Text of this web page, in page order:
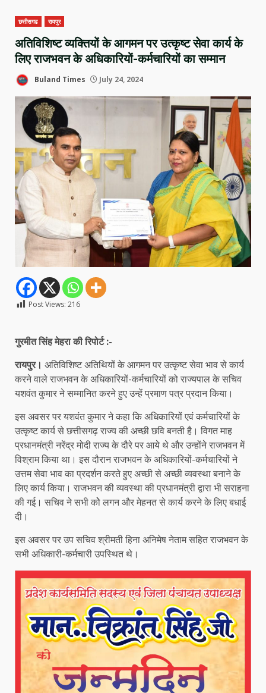
छत्तीसगढ रायपुर
अतिविशिष्ट व्यक्तियों के आगमन पर उत्कृष्ट सेवा कार्य के
लिए राजभवन के अधिकारियों-कर्मचारियों का सम्मान
Buland Times July 24, 2024
Post Views: 216
गुरमीत सिंह मेहरा की रिपोर्ट :-
रायपुर। अतिविशिष्ट अतिथियों के आगमन पर उत्कृष्ट सेवा भाव से कार्य
करने वाले राजभवन के अधिकारियों-कर्मचारियों को राज्यपाल के सचिव
यशवंत कुमार ने सम्मानित करने हुए उन्हें प्रमाण पत्र प्रदान किया।
इस अवसर पर यशवंत कुमार ने कहा कि अधिकारियों एवं कर्मचारियों के
उत्कृष्ट कार्य से छत्तीसगढ़ राज्य की अच्छी छवि बनती है। विगत माह
प्रधानमंत्री नरेंद्र मोदी राज्य के दौरे पर आये थे और उन्होंने राजभवन में
विश्राम किया था। इस दौरान राजभवन के अधिकारियों-कर्मचारियों ने
उत्तम सेवा भाव का प्रदर्शन करते हुए अच्छी से अच्छी व्यवस्था बनाने के
लिए कार्य किया। राजभवन की व्यवस्था की प्रधानमंत्री द्वारा भी सराहना
की गई। सचिव ने सभी कोे लगन और मेहनत से कार्य करने के लिए बधाई
दी।
इस अवसर पर उप सचिव श्रीमती हिना अनिमेष नेताम सहित राजभवन के
सभी अधिकारी-कर्मचारी उपस्थित थे।